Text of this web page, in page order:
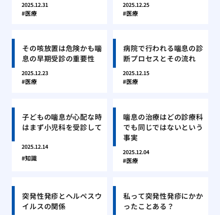
2025.12.31
医療
2025.12.25
医療
その咳放置は危険かも喘
息の早期受診の重要性
2025.12.23
医療
病院で行われる喘息の診
断プロセスとその流れ
2025.12.15
医療
子どもの喘息が心配な時
はまず小児科を受診して
2025.12.14
知識
喘息の治療はどの診療科
でも同じではないという
事実
2025.12.04
医療
突発性発疹とヘルペスウ
イルスの関係
私って突発性発疹にかか
ったことある？